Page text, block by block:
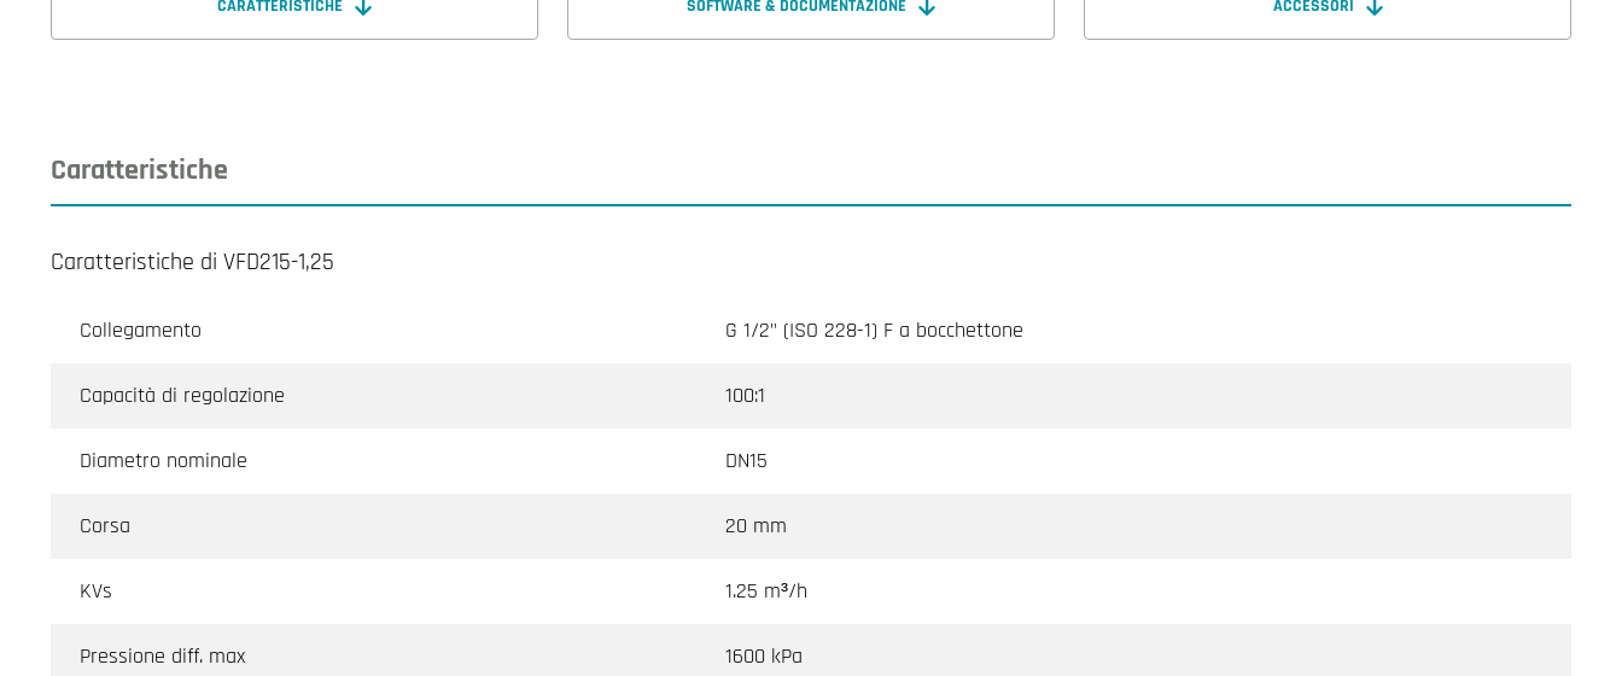
CARATTERISTICHE SOFTWARE & DOCUMENTAZIONE ACCESSORI
Caratteristiche
Caratteristiche di VFD215-1,25
Collegamento G 1/2" (ISO 228-1) F a bocchettone
Capacità di regolazione 100:1
Diametro nominale DN15
Corsa 20 mm
KVs 1.25 m³/h
Pressione diff. max 1600 kPa